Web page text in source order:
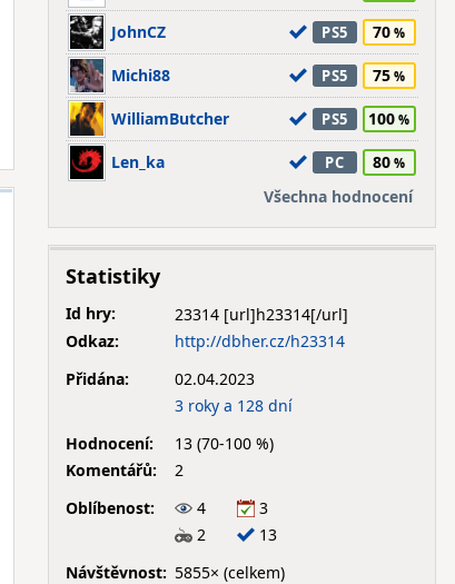
JohnCZ PS5 70
Michi88 PS5 75
WilliamButcher PS5 100
Len_ka PC
80
Všechna hodnocení
Statistiky
Id hry:
23314
Odkaz:
http://dbher.cz/h23314
Přidána:
02.04.2023
3 roky a 128 dní
Hodnocení:
13 (70-100 %)
Komentářů:
2
Oblíbenost:
4
3
2
13
Návštěvnost: 5855× (celkem)